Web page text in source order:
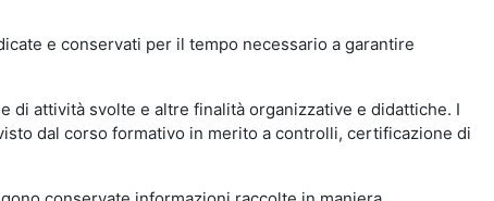
e conservati per il tempo necessario a garantire
attività svolte e altre finalità organizzative e didattiche. I
dal corso formativo in merito a controlli, certificazione di